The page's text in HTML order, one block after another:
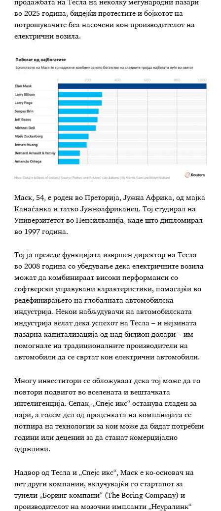
продажбата на Тесла на неколку меѓународни пазари
во 2025 година, бидејќи протестите и бојкотот на
потрошувачите беа насочени кон производителот на
електрични возила.
Маск, 54, е роден во Преторија, Јужна Африка, од мајка
Канаѓанка и татко Јужноафриканец. Тој студирал на
Универзитетот во Пенсилванија, каде што дипломирал
во 1997 година.
Тој ја презеде функцијата извршен директор на Тесла
во 2008 година со убедување дека електричните возила
можат да комбинираат високи перформанси со
софтверски управувани карактеристики, помагајќи во
редефинирањето на глобалната автомобилска
индустрија. Некои набљудувачи на автомобилската
индустрија велат дека успехот на Тесла – и нејзината
пазарна капитализација од над билион долари – им
помогнале на традиционалните производители на
автомобили да се свртат кон електрични автомобили.
Многу инвеститори се обложуваат дека тој може да го
повтори подвигот во вселената и вештачката
интелигенција. Сепак, „Спејс икс“ останува гладен за
пари, а голем дел од проценката на компанијата се
потпира на технологии за кои може да бидат потребни
години или децении за да станат комерцијално
одржливи.
Надвор од Тесла и „Спејс икс“, Маск е ко-основач на
пет други компании, вклучувајќи го стартапот за
тунели „Боринг компани“ (The Boring Company) и
производителот на мозочни импланти „Неуралинк“